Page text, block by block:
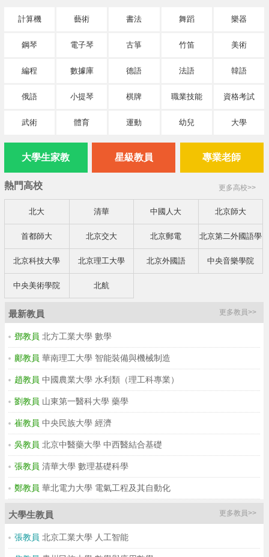
計算機 藝術 書法 舞蹈 樂器
鋼琴 電子琴 古箏 竹笛 美術
編程 數據庫 德語 法語 韓語
俄語 小提琴 棋牌 職業技能 資格考試
武術 體育 運動 幼兒 大學
大學生家教 星級教員 專業老師
熱門高校 更多高校>>
北大 清華 中國人大 北京師大
首都師大 北京交大 北京郵電 北京第二外國語學
院
北京科技大學 北京理工大學 北京外國語 中央音樂學院
中央美術學院 北航
更多教員>>
最新教員
鄧教員 北方工業大學 數學
鄺教員 華南理工大學 智能裝備與機械制造
趙教員 中國農業大學 水利類（理工科專業）
劉教員 山東第一醫科大學 藥學
崔教員 中央民族大學 經濟
吳教員 北京中醫藥大學 中西醫結合基礎
張教員 清華大學 數理基礎科學
鄭教員 華北電力大學 電氣工程及其自動化
更多教員>>
大學生教員
張教員 北京工業大學 人工智能